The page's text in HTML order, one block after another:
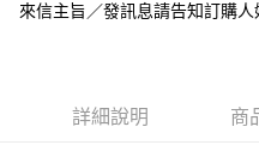
購買商品的店家。未經商家同意取
每筆NT$65，滿NT$2,000(含以
來信主旨／發訊息請告知訂購人
詳細說明 商